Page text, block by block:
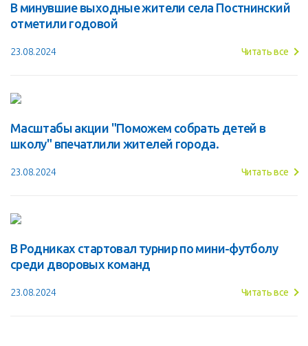
В минувшие выходные жители села Постнинский
отметили годовой
23.08.2024 Читать все
Масштабы акции "Поможем собрать детей в
школу" впечатлили жителей города.
23.08.2024 Читать все
В Родниках стартовал турнир по мини-футболу
среди дворовых команд
23.08.2024 Читать все